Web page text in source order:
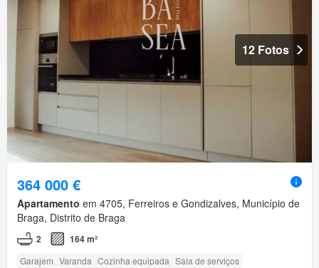
12 Fotos
364 000 €
Apartamento em 4705, Ferreiros e Gondizalves, Município de
Braga, Distrito de Braga
2 164 m²
Garajem Varanda Cozinha equipada Sala de serviços